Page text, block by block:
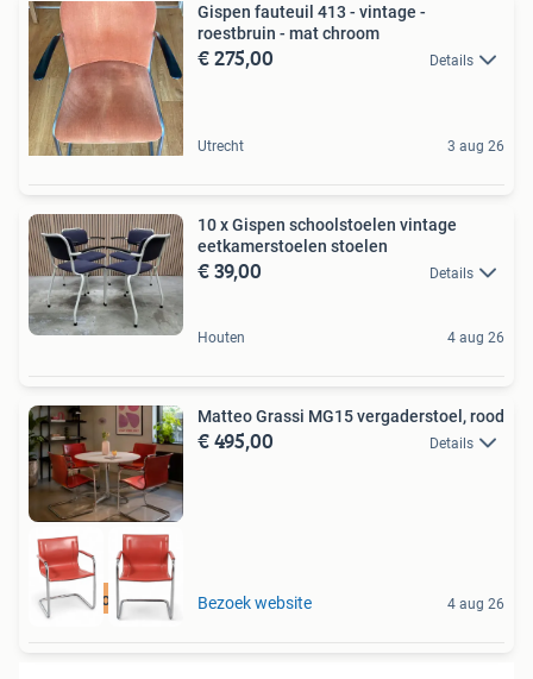
Gispen fauteuil 413 - vintage -
roestbruin - mat chroom
€ 275,00 Details
Utrecht 3 aug 26
10 x Gispen schoolstoelen vintage
eetkamerstoelen stoelen
€ 39,00 Details
Houten 4 aug 26
Best beoordeeld
Matteo Grassi MG15 vergaderstoel, rood
€ 495,00 Details
Bezoek website 4 aug 26